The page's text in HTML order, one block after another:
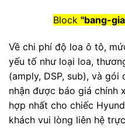
Block "bang-
Về chi phí độ loa ô tô,
yếu tố như loại loa,
(amply, DSP, sub), và
nhận được báo giá chính
hợp nhất cho chiếc
khách vui lòng liên hệ